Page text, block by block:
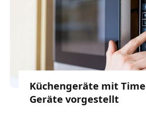
Küchengeräte mit
Geräte vorgestellt